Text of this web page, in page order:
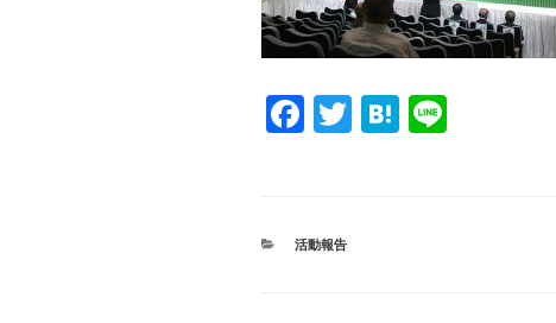
F
e
b
T
H
カ
活動報告